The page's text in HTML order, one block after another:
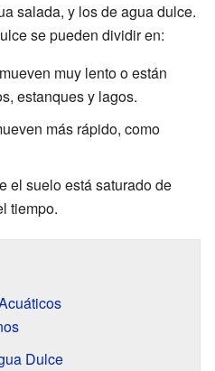
salada, y los de agua dulce.
se pueden dividir en:
muy lento o están
estanques y lagos.
más rápido, como
el suelo está saturado de
tiempo.
Dulce